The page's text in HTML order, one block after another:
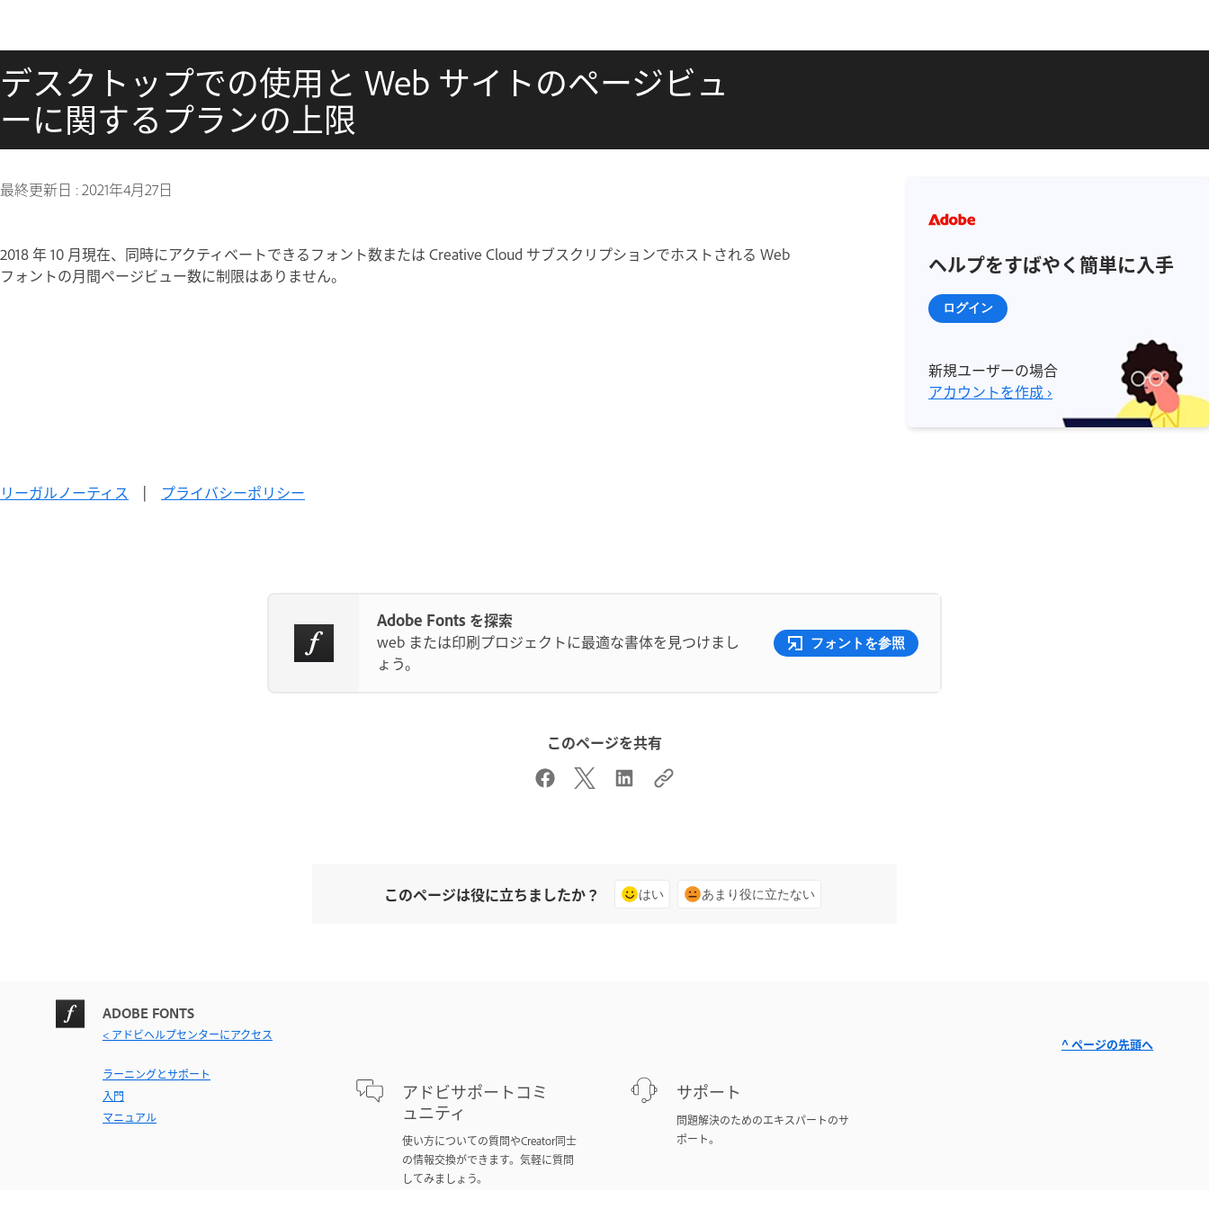
デスクトップでの使用と Web サイトのページビュ
ーに関するプランの上限
最終更新日 :2021年4月27日
2018 年 10 月現在、同時にアクティベートできるフォント数または Creative Cloud サブスクリプションでホストされる Web
フォントの月間ページビュー数に制限はありません。
ヘルプをすばやく簡単に入手
ログイン
新規ユーザーの場合
アカウントを作成 ›
リーガルノーティス | プライバシーポリシー
Adobe Fonts を探索
web または印刷プロジェクトに最適な書体を見つけまし
ょう。
フォントを参照
このページを共有
このページは役に立ちましたか？ はい あまり役に立たない
ADOBE FONTS
< アドビヘルプセンターにアクセス
ラーニングとサポート
入門
マニュアル
アドビサポートコミ
ュニティ
使い方についての質問やCreator同士
の情報交換ができます。気軽に質問
してみましょう。
サポート
問題解決のためのエキスパートのサ
ポート。
^ ページの先頭へ